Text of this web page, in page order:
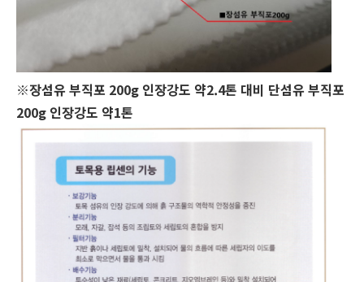
※장섬유 부직포 200g 인장강도 약2.4톤 대비 단섬유 부직포
200g 인장강도 약1톤